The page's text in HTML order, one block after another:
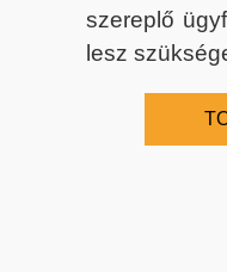
szereplő
lesz